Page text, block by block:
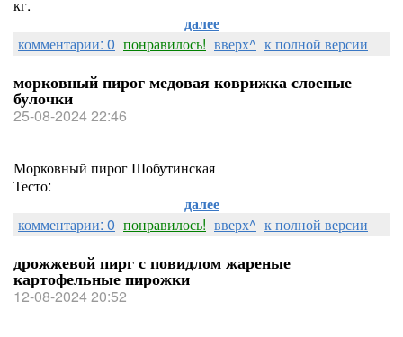
кг.
далее
комментарии: 0 понравилось! вверх^ к полной версии
морковный пирог медовая коврижка слоеные
булочки
25-08-2024 22:46
Морковный пирог Шобутинская
Тесто:
далее
комментарии: 0 понравилось! вверх^ к полной версии
дрожжевой пирг с повидлом жареные
картофельные пирожки
12-08-2024 20:52